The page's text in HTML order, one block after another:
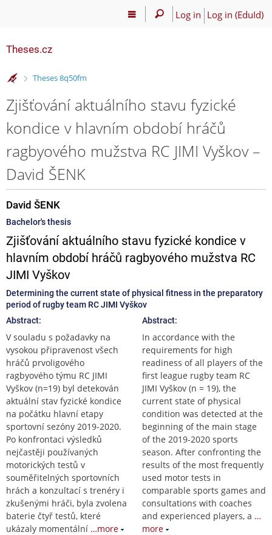
Log in Log in (EduId)
Theses.cz
>
Theses 8q50fm
Zjišťování aktuálního stavu fyzické
kondice v hlavním období hráčů
ragbyového mužstva RC JIMI Vyškov –
David ŠENK
David ŠENK
Bachelor's thesis
Zjišťování aktuálního stavu fyzické kondice v
hlavním období hráčů ragbyového mužstva RC
JIMI Vyškov
Determining the current state of physical fitness in the preparatory
period of rugby team RC JIMI Vyškov
Abstract:
V souladu s požadavky na
vysokou připravenost všech
hráčů prvoligového
ragbyového týmu RC JIMI
Vyškov (n=19) byl detekován
aktuální stav fyzické kondice
na počátku hlavní etapy
sportovní sezóny 2019-2020.
Po konfrontaci výsledků
nejčastěji používaných
motorických testů v
souměřitelných sportovních
hrách a konzultací s trenéry i
zkušenými hráči, byla zvolena
baterie čtyř testů, které
ukázaly momentální …more
Abstract:
In accordance with the
requirements for high
readiness of all players of the
first league rugby team RC
JIMI Vyškov (n = 19), the
current state of physical
condition was detected at the
beginning of the main stage
of the 2019-2020 sports
season. After confronting the
results of the most frequently
used motor tests in
comparable sports games and
consultations with coaches
and experienced players, a …
more